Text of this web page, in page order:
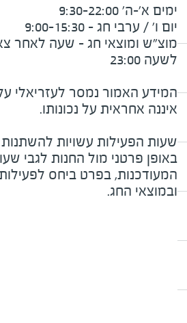
המידע האמור נמסר לעזריאלי
שעות הפעילות עשויות
באופן פרטני מול החנות לגבי
המעודכנות, בפרט ביחס
ובמוצאי החג.